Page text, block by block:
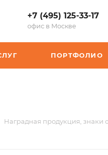
+7 (495) 125-33-17
офис в Москве
ПОРТФОЛИО
Наградная продукция, знаки